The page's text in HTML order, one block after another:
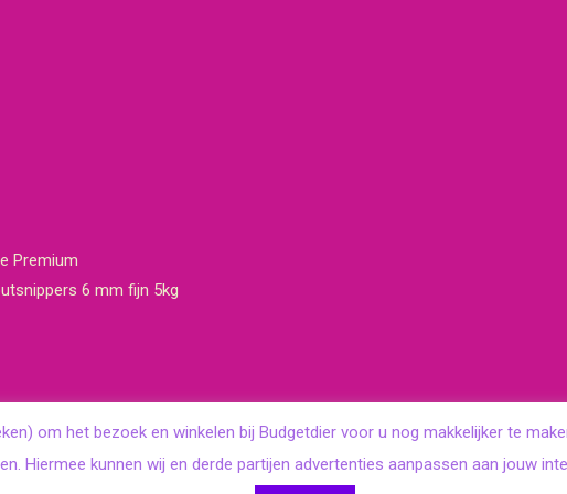
Premium
6 mm fijn 5kg
om het bezoek en winkelen bij Budgetdier voor u nog makkelijker te
Hiermee kunnen wij en derde partijen advertenties aanpassen aan jouw